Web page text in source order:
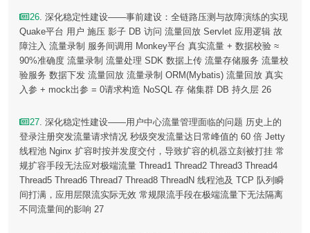
26. 深化稳定性建设——事前建设：全链路压测与故障演练的实现
Quake平台 用户 施压 影子 DB 访问 流量回放 Servlet 应用逻辑 故
障注入 流量录制 服务间调用 Monkey平台 真实流量 + 数据校验 ≈
90%准确度 流量录制 流量处理 SDK 数据上传 流量存储服务 流量校
验服务 数据下发 流量回放 流量录制 ORM(Mybatis) 流量回放 真实
入参 + mock出参 = 0请求构造 NoSQL 存 储集群 DB 持久层 26
27. 深化稳定性建设——用户中心流量管理面临的问题 历史上的
登录注册突发流量请求情况 秒级突发流量达日常峰值的 60 倍 Jetty
线程池 Nginx 扩容时按并发度交付，导致扩容的机器立刻被打挂 常
规扩容手段无法应对极端流量 Thread1 Thread2 Thread3 Thread4
Thread5 Thread6 Thread7 Thread8 ThreadN 线程池及 TCP 队列瞬
间打满，应用层限流实际无效 常规限流手段在极端流量下无法隔离
不同流量间的影响 27